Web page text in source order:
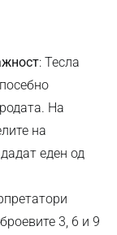
: Тесла
На
на
еден од
3, 6 и 9